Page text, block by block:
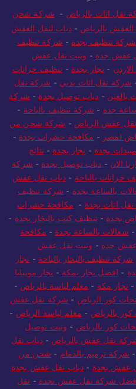
نقل اثاث بالرياض - شركة شحن
العفش بالرياض -دباب لنقل العفش
شركة تنظيف بجدة - شركة تنظيف
عفش جدة - ونيت نقل عفش
- نجار بجدة - تنظيف خزانات
شركة نقل اثاث بدبي - شركة نقل
بالعين - دباب توصيل بجدة - شركة
جدة - شركة تنظيف بالباحة -
عفش الرياض - شركة شحن من
لمصر - مكافحة حشرات بجدة -
بجدة - نجار بجدة - نتائج
الان - دباب توصيل بجدة - شركة
خزانات بالباحة - دباب نقل عفش
بالساعة بجدة - شركة تنظيف
اثاث بجدة - مكافحة حشرات
بجدة -تنظيف كنب بالبخار بجدة -
- شغالات بالساعة بجدة - مكافحة
عفش جده - ونيت نقل عفش
شركة تنظيف بالبخار بالباحة - نجار
- افضل نجار بمكة - نجار موبيليا
- نجار مكة - معلم لياسة بالرياض -
كور الرياض - شركة نقل عفش
بالرياض - معلم لياسة الرياض -
كور بالرياض - ونيت توصيل
نقل عفش بالرياض -دباب نقل
- شركة ترميم بالدمام - شحن من
عفش بجدة - دباب نقل عفش بجدة
شركة نقل عفش بجدة - نقل